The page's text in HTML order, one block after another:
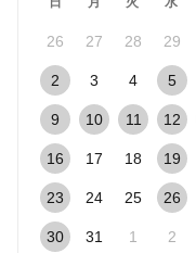
26 27 28 29
2 3 4 5
9 10 11 12
16 17 18 19
23 24 25 26
30 31 1 2